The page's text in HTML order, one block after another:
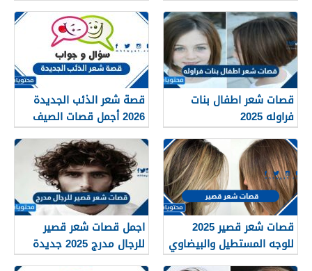
قصات شعر اطفال بنات
فراوله 2025
قصة شعر الذئب الجديدة
2026 أجمل قصات الصيف
قصات شعر قصير 2025
للوجه المستطيل والبيضاوي
والمربع
اجمل قصات شعر قصير
للرجال مدرج 2025 جديدة